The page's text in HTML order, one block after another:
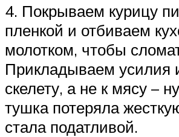
4. Покрываем курицу
пленкой и отбиваем
молотком, чтобы
Прикладываем усилия
скелету, а не к мясу –
тушка потеряла
стала податливой.